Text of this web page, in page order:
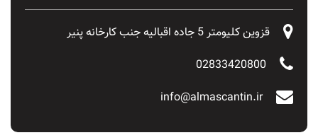
قزوین کلیومتر 5 جاده اقبالیه جنب کارخانه پنیر
02833420800
info@almascantin.ir